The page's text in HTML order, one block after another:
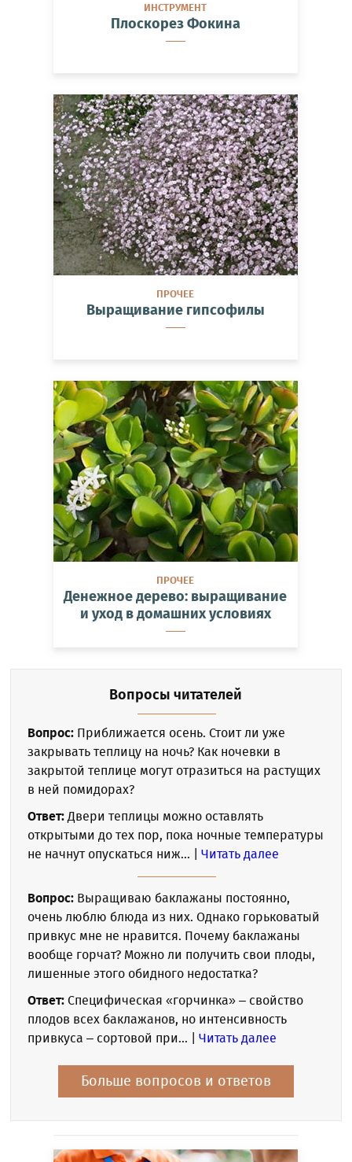
ИНСТРУМЕНТ
Плоскорез Фокина
ПРОЧЕЕ
Выращивание гипсофилы
ПРОЧЕЕ
Денежное дерево: выращивание
и уход в домашних условиях
Вопросы читателей
Вопрос: Приближается осень. Стоит ли уже
закрывать теплицу на ночь? Как ночевки в
закрытой теплице могут отразиться на растущих
в ней помидорах?
Ответ:Двери теплицы можно оставлять
открытыми до тех пор, пока ночные температуры
не начнут опускаться ниж... |Читать далее
Вопрос: Выращиваю баклажаны постоянно,
очень люблю блюда из них. Однако горьковатый
привкус мне не нравится. Почему баклажаны
вообще горчат? Можно ли получить свои плоды,
лишенные этого обидного недостатка?
Ответ: Специфическая «горчинка» – свойство
плодов всех баклажанов, но интенсивность
привкуса – сортовой при... |Читать далее
Больше вопросов и ответов